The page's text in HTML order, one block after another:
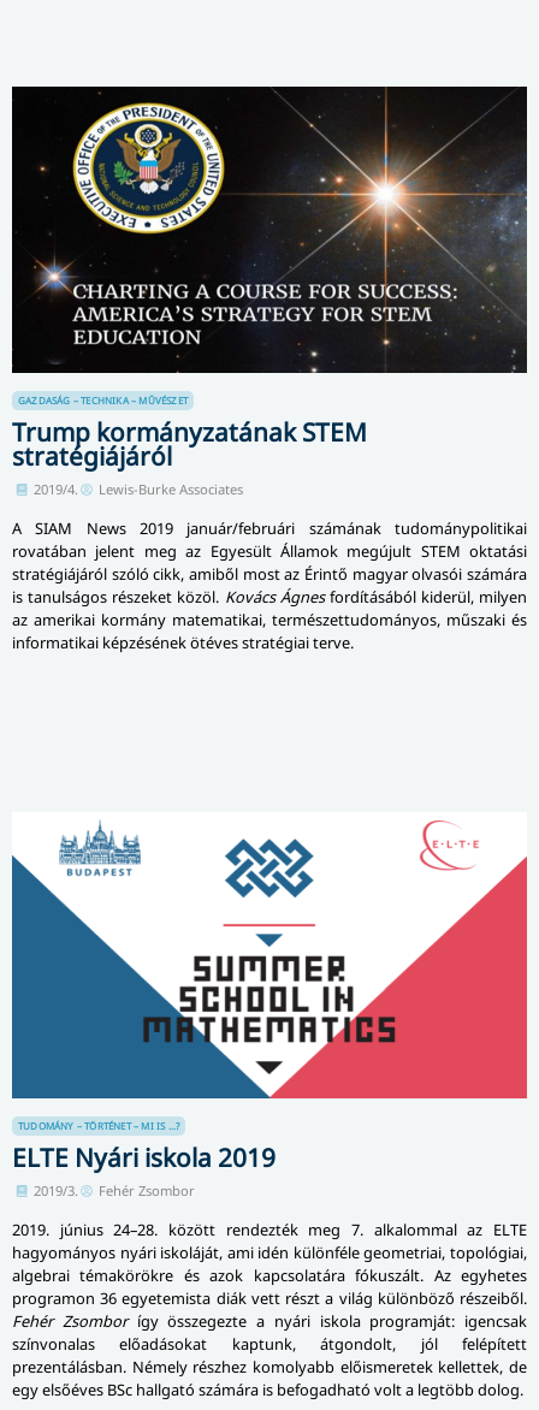
GAZDASÁG – TECHNIKA – MŰVÉSZET
Trump kormányzatának STEM
stratégiájáról
2019/4. Lewis-Burke Associates
A SIAM News 2019 január/februári számának tudománypolitikai
rovatában jelent meg az Egyesült Államok megújult STEM oktatási
stratégiájáról szóló cikk, amiből most az Érintő magyar olvasói számára
is tanulságos részeket közöl. Kovács Ágnesfordításából kiderül, milyen
az amerikai kormány matematikai, természettudományos, műszaki és
informatikai képzésének ötéves stratégiai terve.
TUDOMÁNY – TÖRTÉNET – MI IS ...?
ELTE Nyári iskola 2019
2019/3. Fehér Zsombor
2019. június 24–28. között rendezték meg 7. alkalommal az ELTE
hagyományos nyári iskoláját, ami idén különféle geometriai, topológiai,
algebrai témakörökre és azok kapcsolatára fókuszált. Az egyhetes
programon 36 egyetemista diák vett részt a világ különböző részeiből.
Fehér Zsomborígy összegezte a nyári iskola programját: igencsak
színvonalas előadásokat kaptunk, átgondolt, jól felépített
prezentálásban. Némely részhez komolyabb előismeretek kellettek, de
egy elsőéves BSc hallgató számára is befogadható volt a legtöbb dolog.